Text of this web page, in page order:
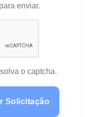
enviar.
o captcha.
Solicitação